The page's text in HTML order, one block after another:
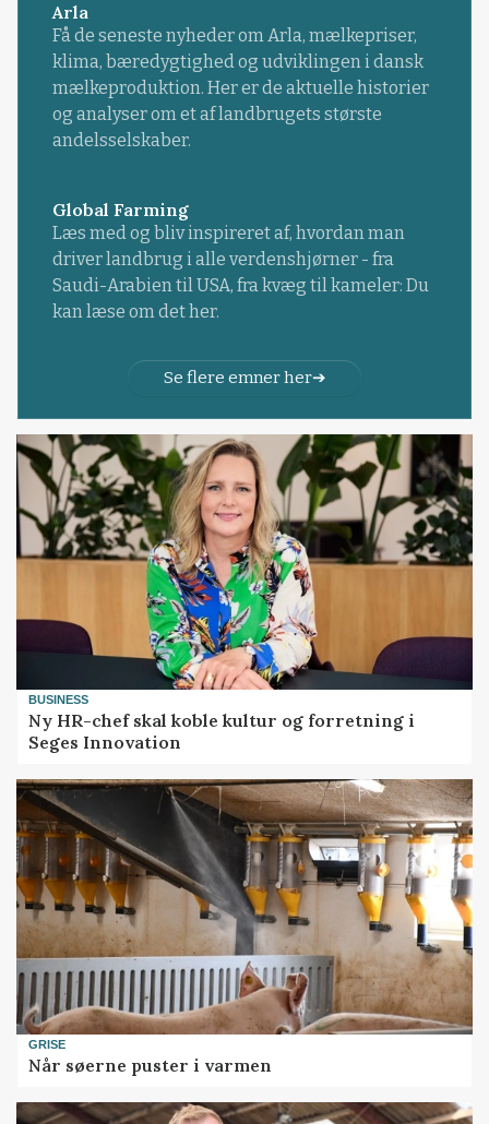
Arla
Få de seneste nyheder om Arla, mælkepriser,
klima, bæredygtighed og udviklingen i dansk
mælkeproduktion. Her er de aktuelle historier
og analyser om et af landbrugets største
andelsselskaber.
Global Farming
Læs med og bliv inspireret af, hvordan man
driver landbrug i alle verdenshjørner - fra
Saudi-Arabien til USA, fra kvæg til kameler: Du
kan læse om det her.
Se flere emner her
BUSINESS
Ny HR-chef skal koble kultur og forretning i
Seges Innovation
GRISE
Når søerne puster i varmen